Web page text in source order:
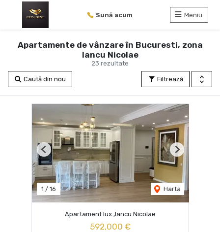
Sună acum Meniu
23 rezultate
Apartamente de vânzare în Bucuresti, zona
Iancu Nicolae
Filtrează
Caută din nou
1 / 16 Harta
Previous Next
Apartament lux ,Iancu Nicolae
592,000 €